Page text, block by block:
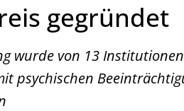
gegründet
wurde von 13
psychischen